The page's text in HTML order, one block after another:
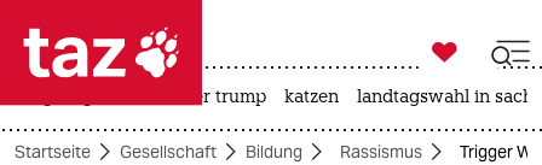
 taz zahl ich
taz zahl ich

taz zahl ich
usa unter trump katzen landtagswahl in
Startseite Gesellschaft Bildung Rassismus Trigger